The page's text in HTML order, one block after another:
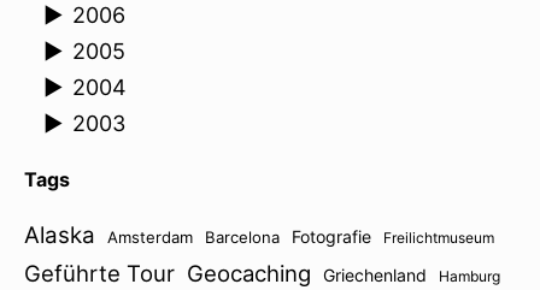
► 2006
► 2005
► 2004
► 2003
Tags
Alaska Amsterdam Barcelona Fotografie Freilichtmuseum
Geführte Tour Geocaching Griechenland Hamburg